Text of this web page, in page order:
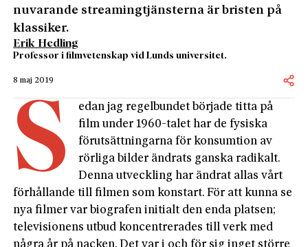
nuvarande streamingtjänsterna är bristen på
klassiker.
Erik Hedling
Professor i filmvetenskap vid Lunds universitet.
8 maj 2019
S
edan jag regelbundet började titta på
film under 1960-talet har de fysiska
förutsättningarna för konsumtion av
rörliga bilder ändrats ganska radikalt.
Denna utveckling har ändrat allas vårt
förhållande till filmen som konstart. För att kunna se
nya filmer var biografen initialt den enda platsen;
televisionens utbud koncentrerades till verk med
några år på nacken. Det var i och för sig inget större